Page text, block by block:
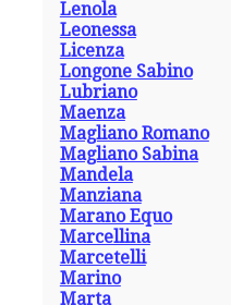
Lenola
Leonessa
Licenza
Longone Sabino
Lubriano
Maenza
Magliano Romano
Magliano Sabina
Mandela
Manziana
Marano Equo
Marcellina
Marcetelli
Marino
Marta